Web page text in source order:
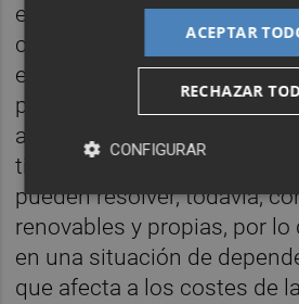
empresa, tanto sobre sus
como sobre sus procesos.
evolución tecnológica está
para llevar a cabo esta
aunque las necesidades
tienen empresas y
pueden resolver, todavía,
renovables y propias, por
en una situación de
que afecta a los costes de
ACEPTAR
RECHAZAR
CONFIGURAR